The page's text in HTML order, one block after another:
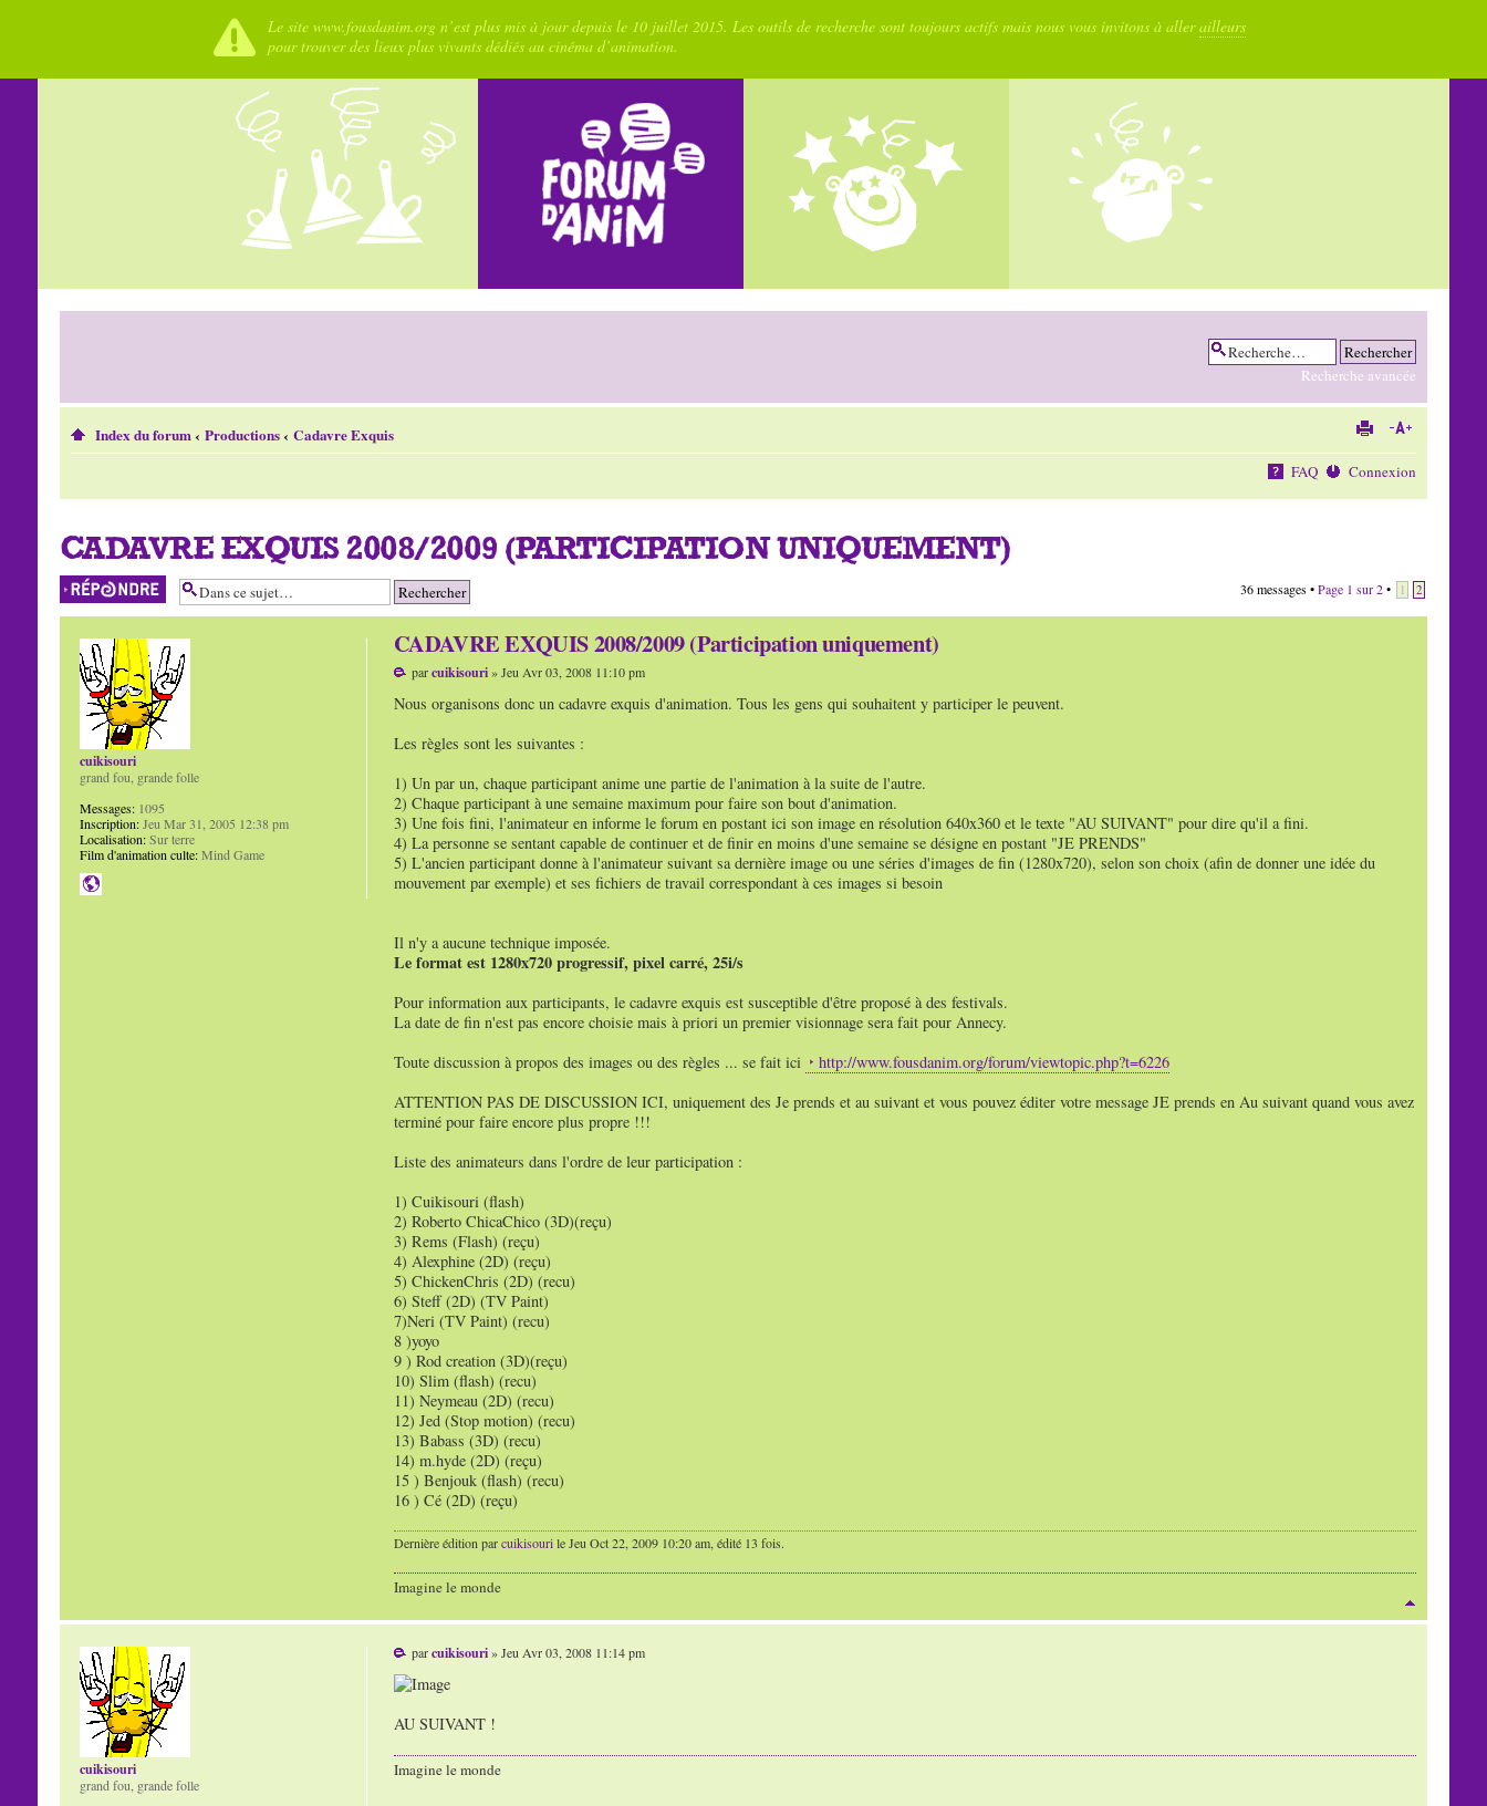
Le site www.fousdanim.org n’est plus mis à jour depuis le 10 juillet 2015. Les outils de recherche sont toujours actifs mais nous vous invitons à allerailleurs
pour trouver des lieux plus vivants dédiés au cinéma d’animation.
Recherche avancée
Index du forum‹ Productions‹ Cadavre Exquis
FAQ Connexion
CADAVRE EXQUIS 2008/2009 (PARTICIPATION UNIQUEMENT)
Répondre 36 messages •Page 1 sur2• 1 2
CADAVRE EXQUIS 2008/2009 (Participation uniquement)
parcuikisouri» Jeu Avr 03, 2008 11:10 pm
Nous organisons donc un cadavre exquis d'animation. Tous les gens qui souhaitent y participer le peuvent.
Les règles sont les suivantes :
1) Un par un, chaque participant anime une partie de l'animation à la suite de l'autre.
2) Chaque participant à une semaine maximum pour faire son bout d'animation.
3) Une fois fini, l'animateur en informe le forum en postant ici son image en résolution 640x360 et le texte "AU SUIVANT" pour dire qu'il a fini.
4) La personne se sentant capable de continuer et de finir en moins d'une semaine se désigne en postant "JE PRENDS"
5) L'ancien participant donne à l'animateur suivant sa dernière image ou une séries d'images de fin (1280x720), selon son choix (afin de donner une idée du
mouvement par exemple) et ses fichiers de travail correspondant à ces images si besoin
Il n'y a aucune technique imposée.
Le format est 1280x720 progressif, pixel carré, 25i/s
Pour information aux participants, le cadavre exquis est susceptible d'être proposé à des festivals.
La date de fin n'est pas encore choisie mais à priori un premier visionnage sera fait pour Annecy.
Toute discussion à propos des images ou des règles ... se fait ici
http://www.fousdanim.org/forum/viewtopic.php?t=6226
ATTENTION PAS DE DISCUSSION ICI, uniquement des Je prends et au suivant et vous pouvez éditer votre message JE prends en Au suivant quand vous avez
terminé pour faire encore plus propre !!!
Liste des animateurs dans l'ordre de leur participation :
1) Cuikisouri (flash)
2) Roberto ChicaChico (3D)(reçu)
3) Rems (Flash) (reçu)
4) Alexphine (2D) (reçu)
5) ChickenChris (2D) (recu)
6) Steff (2D) (TV Paint)
7)Neri (TV Paint) (recu)
8 )yoyo
9 ) Rod creation (3D)(reçu)
10) Slim (flash) (recu)
11) Neymeau (2D) (recu)
12) Jed (Stop motion) (recu)
13) Babass (3D) (recu)
14) m.hyde (2D) (reçu)
15 ) Benjouk (flash) (recu)
16 ) Cé (2D) (reçu)
Dernière édition parcuikisourile Jeu Oct 22, 2009 10:20 am, édité 13 fois.
Imagine le monde
cuikisouri
grand fou, grande folle
Messages:1095
Inscription:Jeu Mar 31, 2005 12:38 pm
Localisation:Sur terre
Film d'animation culte:Mind Game
parcuikisouri» Jeu Avr 03, 2008 11:14 pm
AU SUIVANT !
Imagine le monde
cuikisouri
grand fou, grande folle